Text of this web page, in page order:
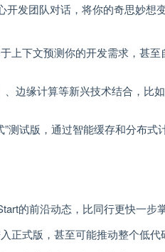
发团队对话，将你的奇思妙想
上下文预测你的开发需求，甚
边缘计算等新兴技术结合，比
测试版，通过智能缓存和分布
的前沿动态，比同行更快一步
式版，甚至可能推动整个低代